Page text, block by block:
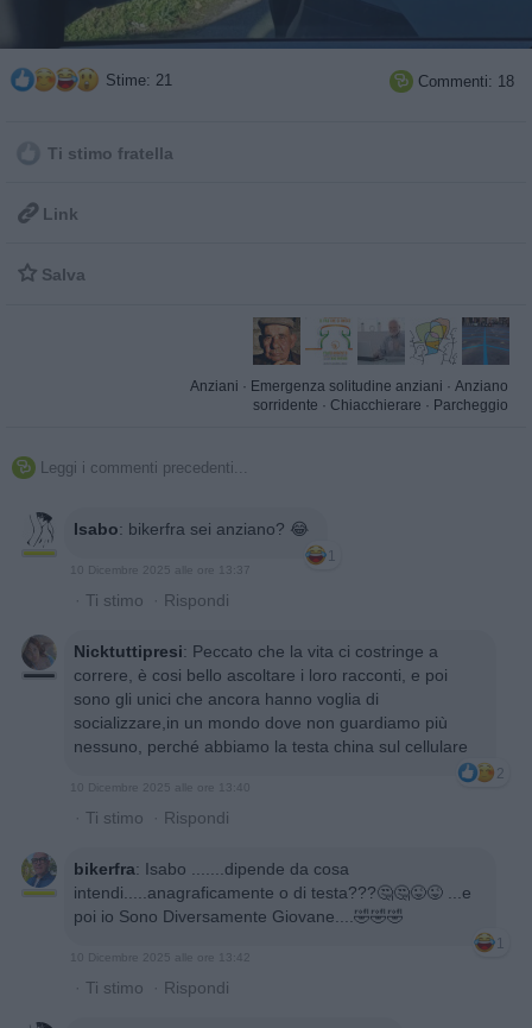
Stime: 21  Commenti: 18
Ti stimo fratella
 Link
 Salva
Anziani · Emergenza solitudine anziani · Anziano
sorridente · Chiacchierare · Parcheggio
 Leggi i commenti precedenti...
Isabo: bikerfra sei anziano? 😂
1
10 Dicembre 2025 alle ore 13:37
· Ti stimo · Rispondi
Nicktuttipresi: Peccato che la vita ci costringe a
correre, è cosi bello ascoltare i loro racconti, e poi
sono gli unici che ancora hanno voglia di
socializzare,in un mondo dove non guardiamo più
nessuno, perché abbiamo la testa china sul cellulare
2
10 Dicembre 2025 alle ore 13:40
· Ti stimo · Rispondi
bikerfra: Isabo .......dipende da cosa
intendi.....anagraficamente o di testa???🤔🤔😜😜 ...e
poi io Sono Diversamente Giovane....🤣🤣🤣
1
10 Dicembre 2025 alle ore 13:42
· Ti stimo · Rispondi